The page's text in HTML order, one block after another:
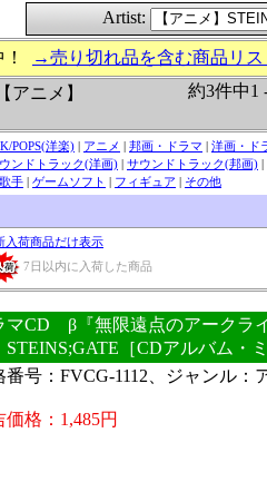
Artist:
！
→売り切れ品を含む商品リ
アニメ】
約3件中1
POPS(洋楽) | アニメ | 邦画・ドラマ | 洋画・ド
ンドトラック(洋画) | サウンドトラック(邦画) |
手 | ゲームソフト | フィギュア | その他
入荷商品だけ表示
7日以内に入荷した商品
マCD β『無限遠点のアークラ
STEINS;GATE［CDアルバム・
番号：FVCG-1112、ジャンル：
価格：1,485円